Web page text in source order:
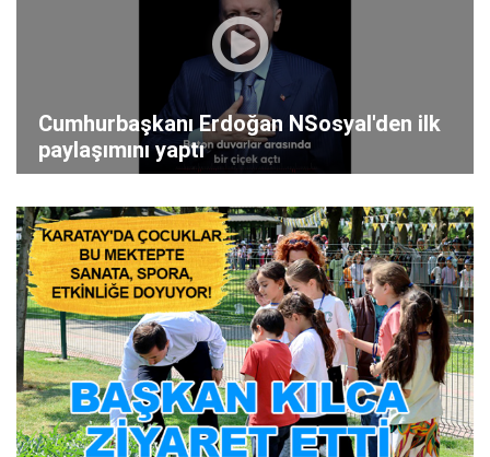
Cumhurbaşkanı Erdoğan NSosyal'den ilk
paylaşımını yaptı